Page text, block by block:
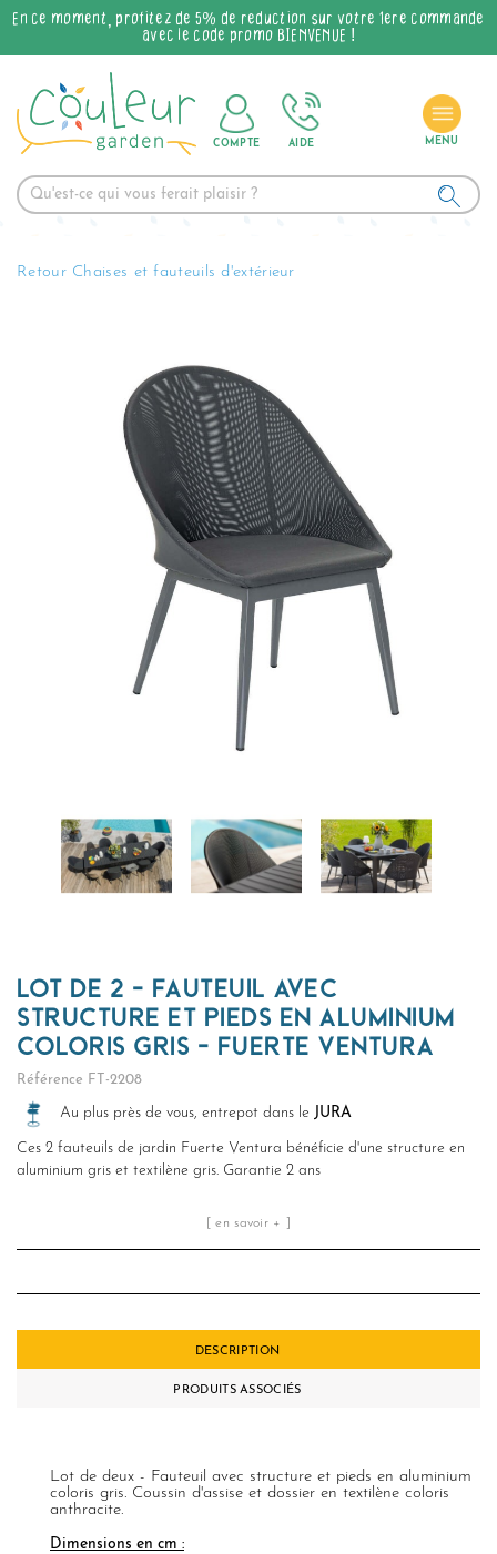
En ce moment, profitez de 5% de réduction sur votre 1ère commande
avec le code promo BIENVENUE !
COMPTE AIDE
Retour Chaises et fauteuils d'extérieur
LOT DE 2 - FAUTEUIL AVEC
STRUCTURE ET PIEDS EN ALUMINIUM
COLORIS GRIS - FUERTE VENTURA
Référence FT-2208
Au plus près de vous, entrepot dans le JURA
Ces 2 fauteuils de jardin Fuerte Ventura bénéficie d'une structure en
aluminium gris et textilène gris. Garantie 2 ans
[ en savoir + ]
DESCRIPTION
PRODUITS ASSOCIÉS
Lot de deux - Fauteuil avec structure et pieds en aluminium
coloris gris. Coussin d'assise et dossier en textilène coloris
anthracite.
Dimensions en cm :